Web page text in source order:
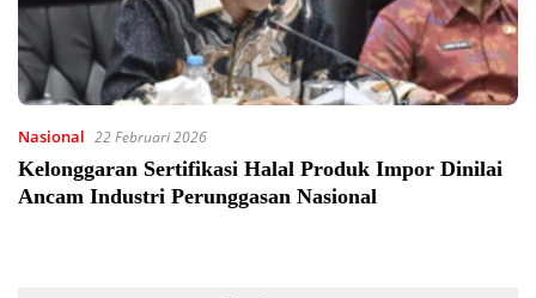
Nasional 22 Februari 2026
Kelonggaran Sertifikasi Halal Produk Impor Dinilai
Ancam Industri Perunggasan Nasional